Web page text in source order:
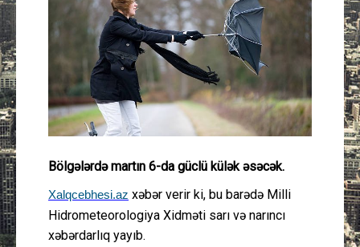
Mədəniyyət
Müsahibə
İdman
Layihə
Gündəm
Cəmiyyət
Bölgələrdə martın 6-da güclü külək əsəcək.
Xalqcebhesi.az xəbər verir ki, bu barədə Milli
Hidrometeorologiya Xidməti sarı və narıncı
xəbərdarlıq yayıb.